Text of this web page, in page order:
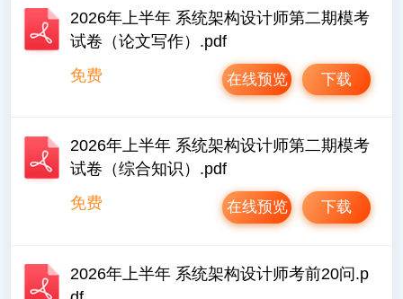
2026年上半年 系统架构设计师第二期模考
试卷（论文写作）.pdf
免费
下载
在线预览
2026年上半年 系统架构设计师第二期模考
试卷（综合知识）.pdf
免费
下载
在线预览
2026年上半年 系统架构设计师考前20问.p